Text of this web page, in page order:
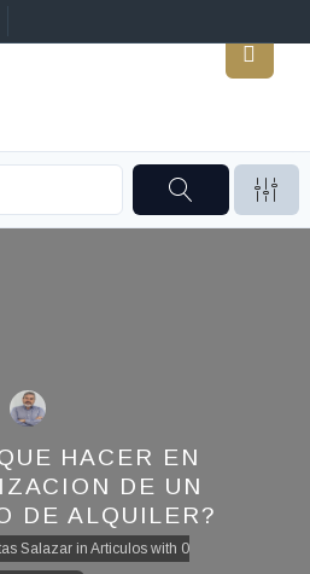
HACER EN
DE UN
DE ALQUILER?
Salazar in Articulos with 0